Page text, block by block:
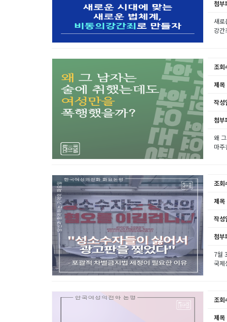
첨부
새로
강간
조회
제목
작성
첨부
왜
마주
조회
제목
작성
첨부
7월
국제
조회
제목